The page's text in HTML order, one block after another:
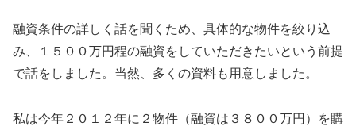
融資条件の詳しく話を聞くため、具体的な物件を絞り込
み、１５００万円程の融資をしていただきたいという前提
で話をしました。当然、多くの資料も用意しました。
私は今年２０１２年に２物件（融資は３８００万円）を購